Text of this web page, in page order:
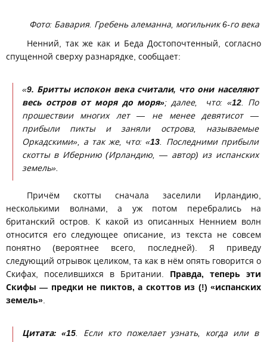
Фото: Бавария. Гребень алеманна, могильник 6-го века
Ненний, так же как и Беда Достопочтенный, согласно
спущенной сверху разнарядке, сообщает:
«9. Бритты испокон века считали, что они населяют
весь остров от моря до моря»; далее, что: «12. По
прошествии многих лет — не менее девятисот —
прибыли пикты и заняли острова, называемые
Оркадскими», а так же, что: «13 . Последними прибыли
скотты в Ибернию (Ирландию, — автор) из испанских
земель».
Причём скотты сначала заселили Ирландию,
несколькими волнами, а уж потом перебрались на
британский остров. К какой из описанных Неннием волн
относится его следующее описание, из текста не совсем
понятно (вероятнее всего, последней). Я приведу
следующий отрывок целиком, та как в нём опять говорится о
Скифах, поселившихся в Британии. Правда, теперь эти
Скифы — предки не пиктов, а скоттов из (!) «испанских
земель»
Цитата: «15 . Если кто пожелает узнать, когда или в